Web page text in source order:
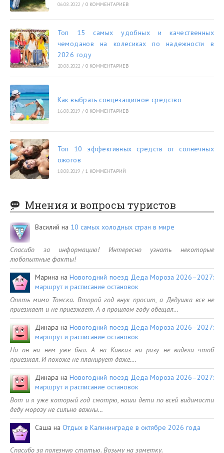
06.08.2022 / 0 КОММЕНТАРИЕВ
Топ 15 самых удобных и качественных
чемоданов на колесиках по надежности в
2026 году
20.08.2022 / 0 КОММЕНТАРИЕВ
Как выбрать сонцезащитное средство
16.08.2019 / 0 КОММЕНТАРИЕВ
Топ 10 эффективных средств от солнечных
ожогов
18.08.2019 / 1 КОММЕНТАРИЙ
Мнения и вопросы туристов
Василий на 10 самых холодных стран в мире
Спасибо за информацию! Интересно узнать некоторые
любопытные факты!
Марина наНовогодний поезд Деда Мороза 2026–2027:
маршрут и расписание остановок
Опять мимо Томска. Второй год внук просит, а Дедушка все не
приезжает и не приезжает. А в прошлом году обещал…
Динара наНовогодний поезд Деда Мороза 2026–2027:
маршрут и расписание остановок
Но он на нем уже был. А на Кавказ ни разу не видела чтоб
приезжал. И похоже не планирует даже.…
Динара наНовогодний поезд Деда Мороза 2026–2027:
маршрут и расписание остановок
Вот и я уже который год смотрю, наши дети по всей видимости
деду морозу не сильно важны…
Саша на Отдых в Калининграде в октябре 2026 года
Спасибо за полезную статью. Возьму на заметку.